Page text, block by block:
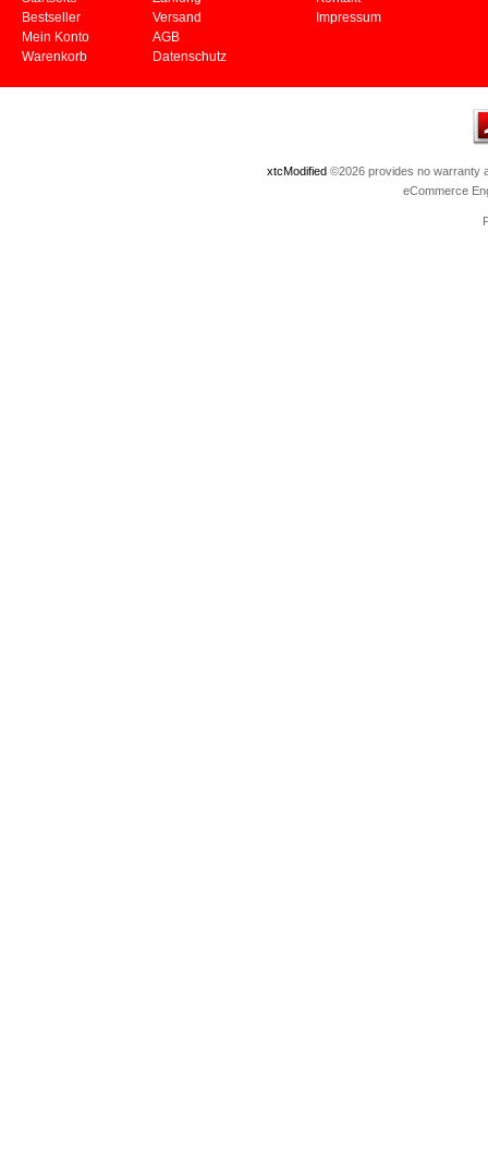
Bestseller
Versand
Impressum
Mein Konto
AGB
Warenkorb
Datenschutz
xtcModified©2026 provides no warranty
eCommerce